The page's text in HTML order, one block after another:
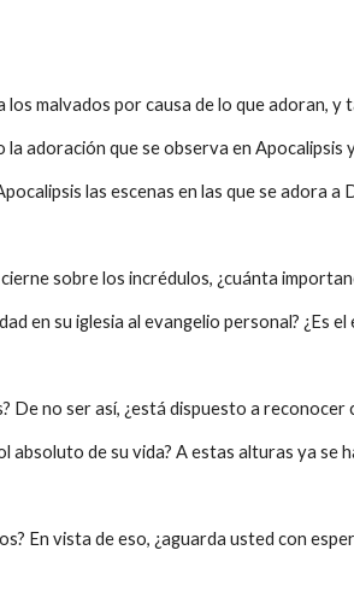
malvados por causa de lo que adoran, y
la adoración que se observa en Apocalipsis
las escenas en las que se adora a
sobre los incrédulos, ¿cuánta
en su iglesia al evangelio personal? ¿Es
De no ser así, ¿está dispuesto a
de su vida? A estas alturas ya se
En vista de eso, ¿aguarda usted con